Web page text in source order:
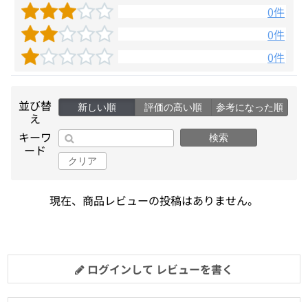
0件
0件
0件
並び替
え
新しい順 評価の高い順 参考になった順
キーワ
ード
検索
クリア
現在、商品レビューの投稿はありません。
ログインして レビューを書く